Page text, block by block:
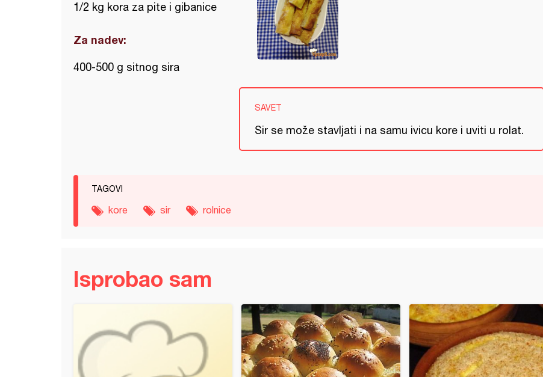
1/2 kg kora za pite i gibanice
Za nadev:
400-500 g sitnog sira
SAVET
Sir se može stavljati i na samu ivicu kore i uviti u rolat.
TAGOVI
kore sir rolnice
Isprobao sam